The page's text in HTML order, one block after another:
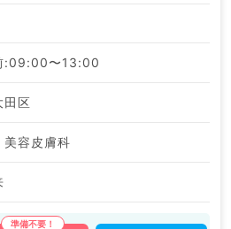
:09:00〜13:00
田区
美容皮膚科